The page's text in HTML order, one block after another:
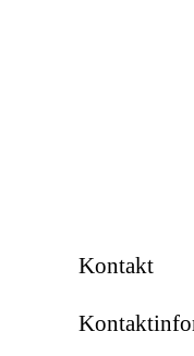
Kontakt